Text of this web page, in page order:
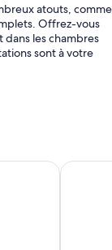
atouts, comme
Offrez-vous
dans les chambres
sont à votre
B&B